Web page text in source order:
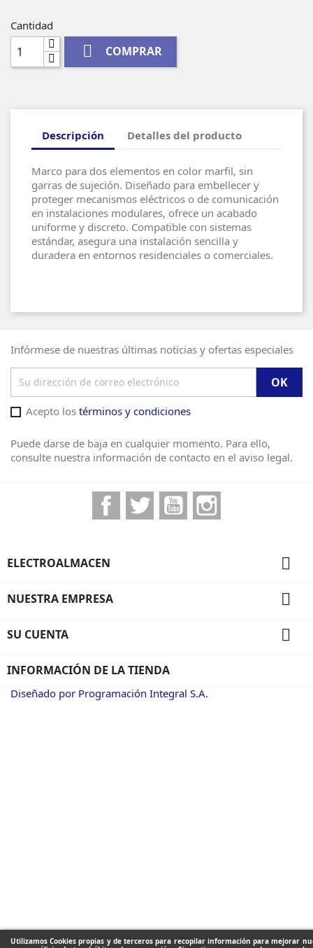
Utilizamos Cookies propias y de terceros para recopilar información para mejorar
Cantidad
 COMPRAR
Descripción Detalles del producto
Marco para dos elementos en color marfil, sin
garras de sujeción. Diseñado para embellecer y
proteger mecanismos eléctricos o de comunicación
en instalaciones modulares, ofrece un acabado
uniforme y discreto. Compatible con sistemas
estándar, asegura una instalación sencilla y
duradera en entornos residenciales o comerciales.
Infórmese de nuestras últimas noticias y ofertas especiales
Acepto los términos y condiciones
Puede darse de baja en cualquier momento. Para ello,
consulte nuestra información de contacto en el aviso legal.
FacebookTwitter YouTube
ELECTROALMACEN 
NUESTRA EMPRESA 
SU CUENTA 
INFORMACIÓN DE LA TIENDA
Diseñado por Programación Integral S.A.